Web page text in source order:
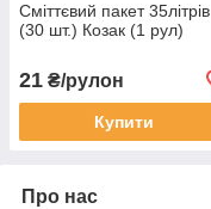
Сміттєвий пакет 35літрів
(30 шт.) Козак (1 рул)
21 ₴/рулон
Купити
Про нас